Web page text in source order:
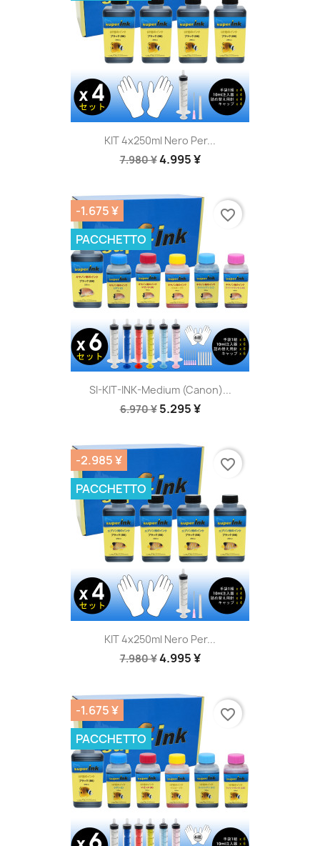
KIT 4x250ml Nero Per...
7.980 ¥4.995 ¥
SI-KIT-INK-Medium (Canon)...
6.970 ¥ 5.295 ¥
-1.675 ¥
PACCHETTO
favorite_border
KIT 4x250ml Nero Per...
7.980 ¥4.995 ¥
-2.985 ¥
PACCHETTO
favorite_border
-1.675 ¥
PACCHETTO
favorite_border